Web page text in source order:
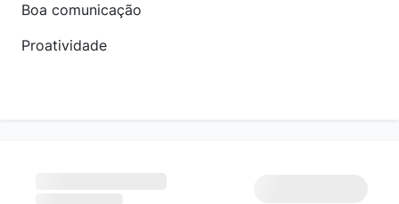
Boa comunicação
Proatividade